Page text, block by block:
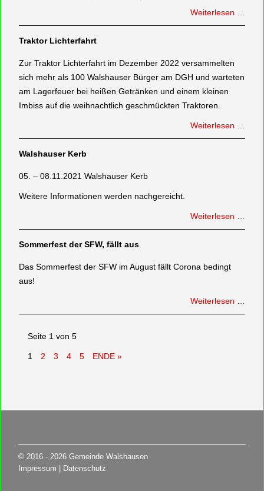
Weiterlesen …
Traktor Lichterfahrt
Zur Traktor Lichterfahrt im Dezember 2022 versammelten
sich mehr als 100 Walshauser Bürger am DGH und warteten
am Lagerfeuer bei heißen Getränken und einem kleinen
Imbiss auf die weihnachtlich geschmückten Traktoren.
Weiterlesen …
Walshauser Kerb
05. – 08.11.2021 Walshauser Kerb
Weitere Informationen werden nachgereicht.
Weiterlesen …
Sommerfest der SFW, fällt aus
Das Sommerfest der SFW im August fällt Corona bedingt
aus!
Weiterlesen …
Seite 1 von 5
1 2 3 4 5 ENDE »
© 2016 - 2026 Gemeinde Walshausen
Impressum Datenschutz